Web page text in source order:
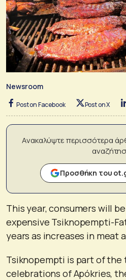
Newsroom
Post on Facebook Post on X
Ανακαλύψτε περισσότερα
Προσθήκη του
This year, consumers will
expensive Tsiknopempti-
years as increases in meat
Tsiknopempti is part of the
celebrations of Apókries,